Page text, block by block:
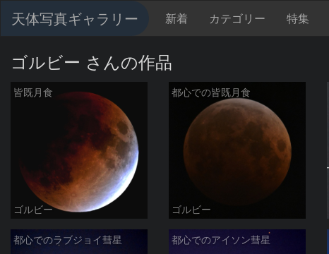
天体写真ギャラリー 新着 カテゴリー 特集
ゴルビー さんの作品
皆既月食
ゴルビー
都心での皆既月食
ゴルビー
都心でのラブジョイ彗星 都心でのアイソン彗星